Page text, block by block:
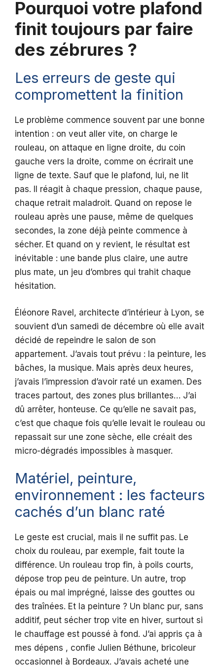
Pourquoi votre plafond
finit toujours par faire
des zébrures ?
Les erreurs de geste qui
compromettent la finition
Le problème commence souvent par une bonne
intention : on veut aller vite, on charge le
rouleau, on attaque en ligne droite, du coin
gauche vers la droite, comme on écrirait une
ligne de texte. Sauf que le plafond, lui, ne lit
pas. Il réagit à chaque pression, chaque pause,
chaque retrait maladroit. Quand on repose le
rouleau après une pause, même de quelques
secondes, la zone déjà peinte commence à
sécher. Et quand on y revient, le résultat est
inévitable : une bande plus claire, une autre
plus mate, un jeu d’ombres qui trahit chaque
hésitation.
Éléonore Ravel, architecte d’intérieur à Lyon, se
souvient d’un samedi de décembre où elle avait
décidé de repeindre le salon de son
appartement. J’avais tout prévu : la peinture, les
bâches, la musique. Mais après deux heures,
j’avais l’impression d’avoir raté un examen. Des
traces partout, des zones plus brillantes… J’ai
dû arrêter, honteuse. Ce qu’elle ne savait pas,
c’est que chaque fois qu’elle levait le rouleau ou
repassait sur une zone sèche, elle créait des
micro-dégradés impossibles à masquer.
Matériel, peinture,
environnement : les facteurs
cachés d’un blanc raté
Le geste est crucial, mais il ne suffit pas. Le
choix du rouleau, par exemple, fait toute la
différence. Un rouleau trop fin, à poils courts,
dépose trop peu de peinture. Un autre, trop
épais ou mal imprégné, laisse des gouttes ou
des traînées. Et la peinture ? Un blanc pur, sans
additif, peut sécher trop vite en hiver, surtout si
le chauffage est poussé à fond. J’ai appris ça à
mes dépens , confie Julien Béthune, bricoleur
occasionnel à Bordeaux. J’avais acheté une